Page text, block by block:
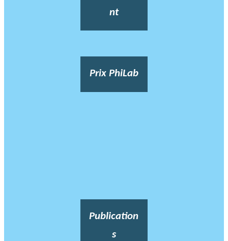
nt
Prix PhiLab
Publication
s